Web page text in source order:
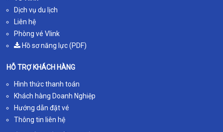
Dịch vụ du lịch
Liên hệ
Phòng vé Vlink
Hồ sơ năng lực (PDF)
HỖ TRỢ KHÁCH HÀNG
Hình thức thanh toán
Khách hàng Doanh Nghiệp
Hướng dẫn đặt vé
Thông tin liên hệ